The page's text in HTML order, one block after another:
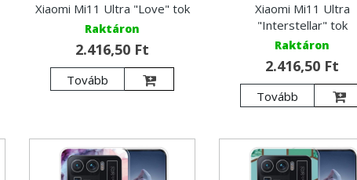
Xiaomi Mi11 Ultra "Love" tok
Raktáron
2.416,50 Ft
Tovább
Xiaomi Mi11 Ultra
"Interstellar" tok
Raktáron
2.416,50 Ft
Tovább